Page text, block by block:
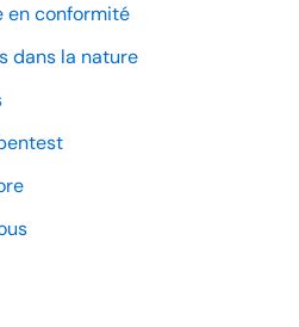
en conformité
dans la nature